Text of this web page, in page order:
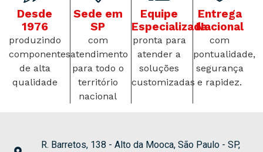
Desde
1976
produzindo
componentes
de alta
qualidade
Sede em
SP
com
atendimento
para todo o
território
nacional
Equipe
Especializada
pronta para
atender a
soluções
customizadas
Entrega
Nacional
com
pontualidade,
segurança
e rapidez.
R. Barretos, 138 - Alto da Mooca, São Paulo - SP,